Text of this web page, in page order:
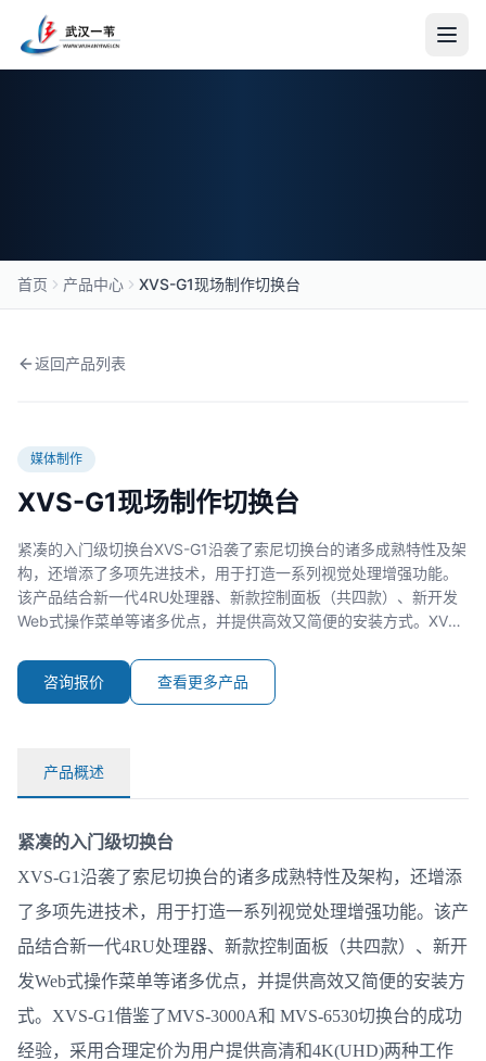
解决方案
解决方案
应用案例
技术支持
影视制作
广告制作
节目合作
电视剧
电影
产品中心
首页 产品中心 XVS-G1现场制作切换台
返回产品列表
媒体制作
XVS-G1现场制作切换台
紧凑的入门级切换台XVS-G1沿袭了索尼切换台的诸多成熟特性及架
构，还增添了多项先进技术，用于打造一系列视觉处理增强功能。
该产品结合新一代4RU处理器、新款控制面板（共四款）、新开发
Web式操作菜单等诸多优点，并提供高效又简便的安装方式。XVS-
定价为用户提供高清和4K(UHD)两种工作模式。XVS-G1支持配置1
至4级M/
咨询报价 查看更多产品
产品概述
紧凑的入门级切换台
XVS-G1沿袭了索尼切换台的诸多成熟特性及架构，还增添
了多项先进技术，用于打造一系列视觉处理增强功能。该产
品结合新一代4RU处理器、新款控制面板（共四款）、新开
发Web式操作菜单等诸多优点，并提供高效又简便的安装方
式。XVS-G1借鉴了MVS-3000A和 MVS-6530切换台的成功
经验，采用合理定价为用户提供高清和4K(UHD)两种工作